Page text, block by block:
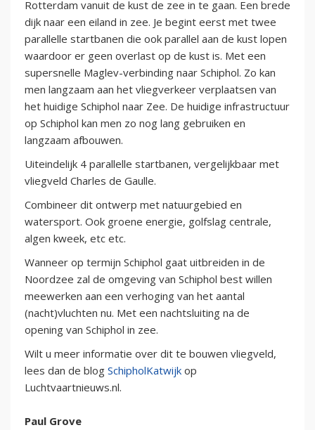
Rotterdam vanuit de kust de zee in te gaan. Een brede
dijk naar een eiland in zee. Je begint eerst met twee
parallelle startbanen die ook parallel aan de kust lopen
waardoor er geen overlast op de kust is. Met een
supersnelle Maglev-verbinding naar Schiphol. Zo kan
men langzaam aan het vliegverkeer verplaatsen van
het huidige Schiphol naar Zee. De huidige infrastructuur
op Schiphol kan men zo nog lang gebruiken en
langzaam afbouwen.
Uiteindelijk 4 parallelle startbanen, vergelijkbaar met
vliegveld Charles de Gaulle.
Combineer dit ontwerp met natuurgebied en
watersport. Ook groene energie, golfslag centrale,
algen kweek, etc etc.
Wanneer op termijn Schiphol gaat uitbreiden in de
Noordzee zal de omgeving van Schiphol best willen
meewerken aan een verhoging van het aantal
(nacht)vluchten nu. Met een nachtsluiting na de
opening van Schiphol in zee.
Wilt u meer informatie over dit te bouwen vliegveld,
lees dan de blog SchipholKatwijk op
Luchtvaartnieuws.nl.
Paul Grove